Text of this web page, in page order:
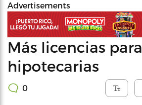
Advertisements
Más licencias para
hipotecarias
0